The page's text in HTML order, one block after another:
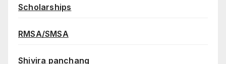
Scholarships
RMSA/SMSA
Shivira panchang